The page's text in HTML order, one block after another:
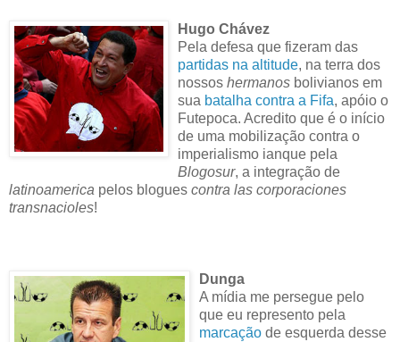
Hugo Chávez
Pela defesa que fizeram das
partidas na altitude, na terra dos
nossos hermanos bolivianos em
sua batalha contra a Fifa, apóio o
Futepoca. Acredito que é o início
de uma mobilização contra o
imperialismo ianque pela
Blogosur, a integração de
latinoamerica pelos blogues contra las corporaciones
transnacioles!
Dunga
A mídia me persegue pelo
que eu represento pela
marcação de esquerda desse